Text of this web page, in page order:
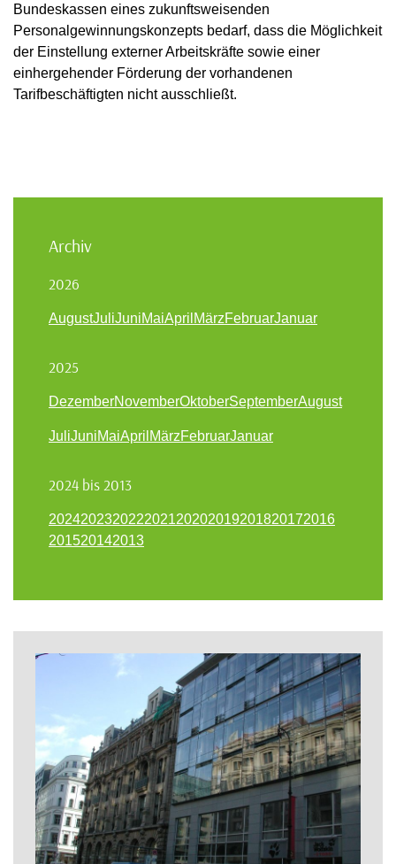
Bundeskassen eines zukunftsweisenden
Personalgewinnungskonzepts bedarf, dass die Möglichkeit
der Einstellung externer Arbeitskräfte sowie einer
einhergehender Förderung der vorhandenen
Tarifbeschäftigten nicht ausschließt.
Archiv
2026
AugustJuliJuniMaiApril MärzFebruarJanuar
2025
DezemberNovemberOktoberSeptemberAugust
JuliJuniMaiApril MärzFebruarJanuar
2024 bis 2013
202420232022202120202019201820172016
201520142013